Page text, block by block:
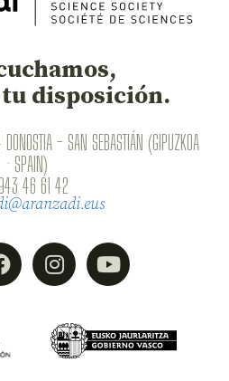
tu disposición.
- SAN SEBASTIÁN (GIPUZKOA
· SPAIN)
943 46 61 42